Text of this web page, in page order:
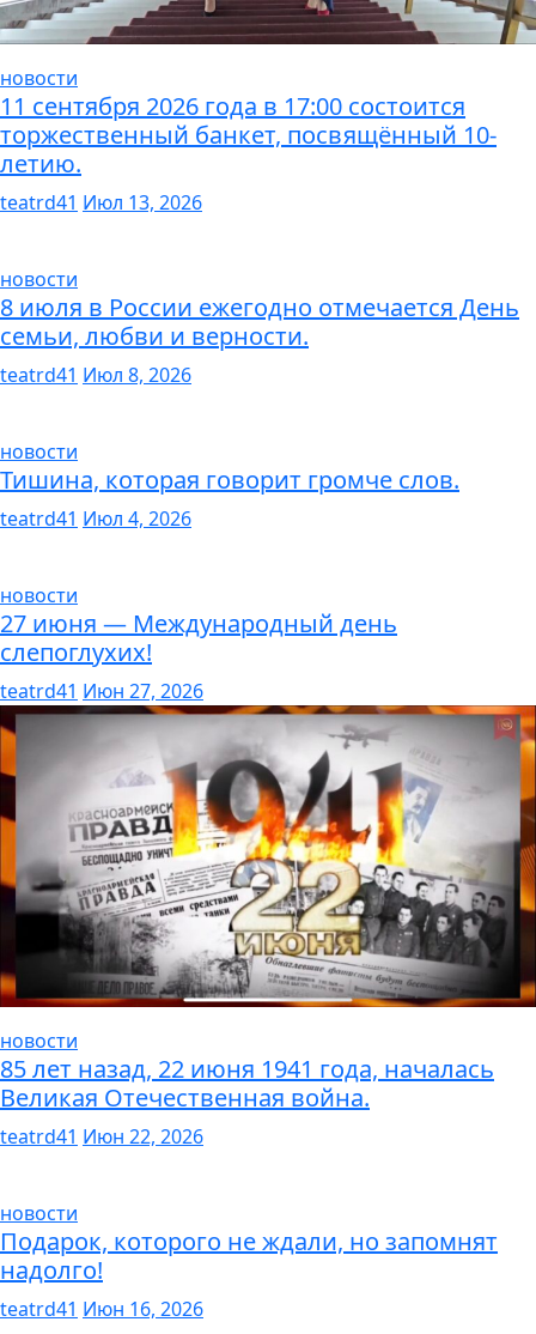
новости
11 сентября 2026 года в 17:00 состоится
торжественный банкет, посвящённый 10-
летию.
teatrd41 Июл 13, 2026
новости
8 июля в России ежегодно отмечается День
семьи, любви и верности.
teatrd41 Июл 8, 2026
новости
Тишина, которая говорит громче слов.
teatrd41 Июл 4, 2026
новости
27 июня — Международный день
слепоглухих!
teatrd41 Июн 27, 2026
новости
85 лет назад, 22 июня 1941 года, началась
Великая Отечественная война.
teatrd41 Июн 22, 2026
новости
Подарок, которого не ждали, но запомнят
надолго!
teatrd41 Июн 16, 2026